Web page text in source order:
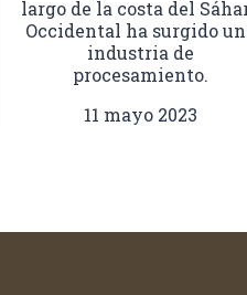
largo de la costa del
Occidental ha surgido
industria de
procesamiento.
11 mayo 2023